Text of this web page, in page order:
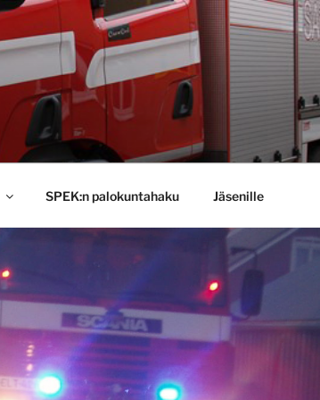
SPEK:n palokuntahaku Jäsenille